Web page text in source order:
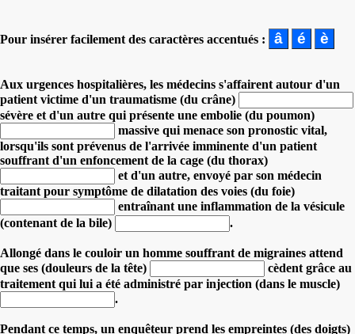
Pour insérer facilement des caractères accentués :
Aux urgences hospitalières, les médecins s'affairent autour d'un
patient victime d'un traumatisme (du crâne)
sévère et d'un autre qui présente une embolie (du poumon)
massive qui menace son pronostic vital,
lorsqu'ils sont prévenus de l'arrivée imminente d'un patient
souffrant d'un enfoncement de la cage (du thorax)
et d'un autre, envoyé par son médecin
traitant pour symptôme de dilatation des voies (du foie)
entraînant une inflammation de la vésicule
(contenant de la bile)
.
Allongé dans le couloir un homme souffrant de migraines attend
que ses (douleurs de la tête)
cèdent grâce au
traitement qui lui a été administré par injection (dans le muscle)
.
Pendant ce temps, un enquêteur prend les empreintes (des doigts)